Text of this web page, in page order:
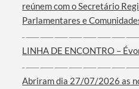
Filtros
reúnem com o Secretário
Parlamentares e
LINHA DE ENCONTRO –
Abriram dia 27/07/2026 as